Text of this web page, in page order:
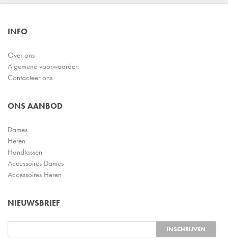
INFO
Over ons
Algemene voorwaarden
Contacteer ons
ONS AANBOD
Dames
Heren
Handtassen
Accessoires Dames
Accessoires Heren
NIEUWSBRIEF